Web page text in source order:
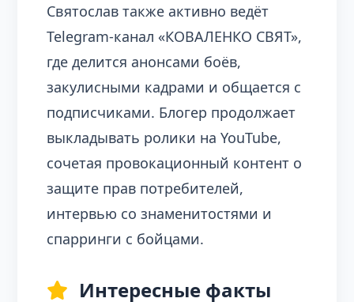
Святослав также активно ведёт
Telegram-канал «КОВАЛЕНКО СВЯТ»,
где делится анонсами боёв,
закулисными кадрами и общается с
подписчиками. Блогер продолжает
выкладывать ролики на YouTube,
сочетая провокационный контент о
защите прав потребителей,
интервью со знаменитостями и
спарринги с бойцами.
Интересные факты